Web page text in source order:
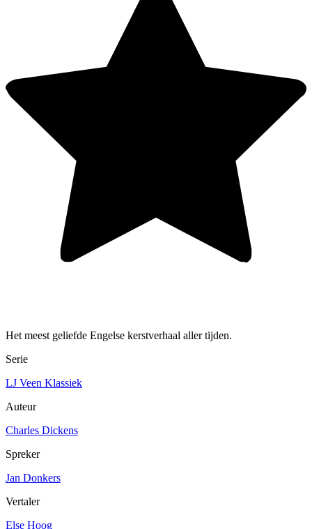
Het meest geliefde Engelse kerstverhaal aller tijden.
Serie
LJ Veen Klassiek
Auteur
Charles Dickens
Spreker
Jan Donkers
Vertaler
Else Hoog